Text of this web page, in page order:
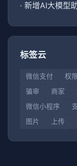
· 新增AI大模型
标签云
微信支付 权
骗审
商家
微信小程序
图片
上传